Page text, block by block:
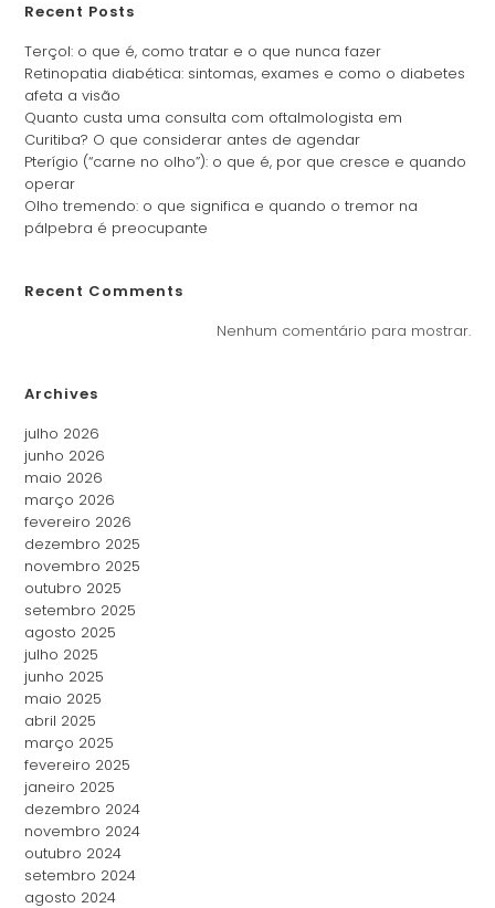
Recent Posts
Terçol: o que é, como tratar e o que nunca fazer
Retinopatia diabética: sintomas, exames e como o diabetes
afeta a visão
Quanto custa uma consulta com oftalmologista em
Curitiba? O que considerar antes de agendar
Pterígio (“carne no olho”): o que é, por que cresce e quando
operar
Olho tremendo: o que significa e quando o tremor na
pálpebra é preocupante
Recent Comments
Nenhum comentário para mostrar.
Archives
julho 2026
junho 2026
maio 2026
março 2026
fevereiro 2026
dezembro 2025
novembro 2025
outubro 2025
setembro 2025
agosto 2025
julho 2025
junho 2025
maio 2025
abril 2025
março 2025
fevereiro 2025
janeiro 2025
dezembro 2024
novembro 2024
outubro 2024
setembro 2024
agosto 2024